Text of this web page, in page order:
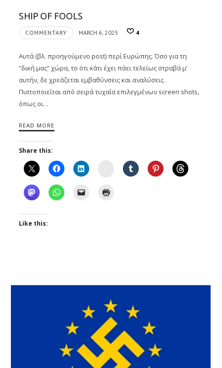
SHIP OF FOOLS
COMMENTARY MARCH 6, 2025 4
Αυτά (βλ. προηγούμενο post) περί Ευρώπης. Όσο για τη
“δική μας” χώρα, το ότι κάτι έχει πάει τελείως στραβά μ’
αυτήν, δε χρεάζεται εμβαθύνσεις και αναλύσεις.
Πιστοποιείται από σειρά τυχαία επιλεγμένων screen shots,
όπως οι…
READ MORE
Share this:
Instagram
Like this: